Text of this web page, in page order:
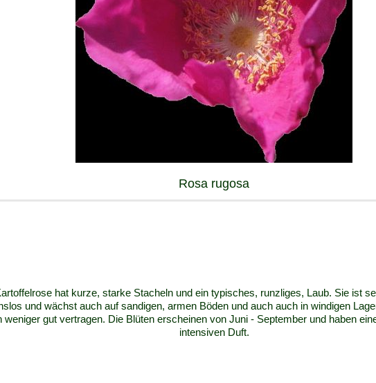
Rosa rugosa
hat kurze, starke Stacheln und ein typisches, runzliges, Laub. Sie ist
und wächst auch auf sandigen, armen Böden und auch auch in windigen
weniger gut vertragen. Die Blüten erscheinen von Juni - September und haben
intensiven Duft.